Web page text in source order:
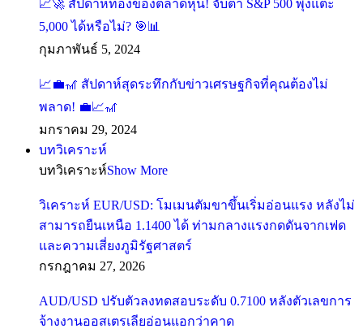
📈🚀 สัปดาห์ทองของตลาดหุ้น! จับตา S&P 500 พุ่งแตะ
5,000 ได้หรือไม่? 🎯📊
กุมภาพันธ์ 5, 2024
📈💼🎢 สัปดาห์สุดระทึกกับข่าวเศรษฐกิจที่คุณต้องไม่
พลาด! 💼📈🎢
มกราคม 29, 2024
บทวิเคราะห์
บทวิเคราะห์Show More
วิเคราะห์ EUR/USD: โมเมนตัมขาขึ้นเริ่มอ่อนแรง หลังไม่
สามารถยืนเหนือ 1.1400 ได้ ท่ามกลางแรงกดดันจากเฟด
และความเสี่ยงภูมิรัฐศาสตร์
กรกฎาคม 27, 2026
AUD/USD ปรับตัวลงทดสอบระดับ 0.7100 หลังตัวเลขการ
จ้างงานออสเตรเลียอ่อนแอกว่าคาด